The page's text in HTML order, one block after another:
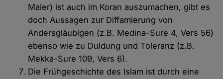
Maier) ist auch im Koran auszumachen, gibt es
doch Aussagen zur Diffamierung von
Andersgläubigen (z.B. Medina-Sure 4, Vers 56)
ebenso wie zu Duldung und Toleranz (z.B.
Mekka-Sure 109, Vers 6).
Die Frühgeschichte des Islam ist durch eine